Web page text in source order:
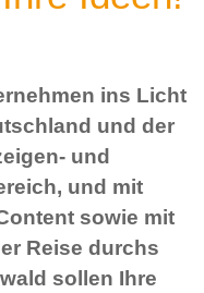
ins Licht
und der
und
und mit
sowie mit
Reise durchs
sollen Ihre